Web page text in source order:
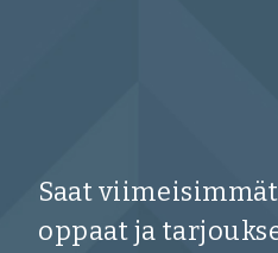
Saat
oppaat ja